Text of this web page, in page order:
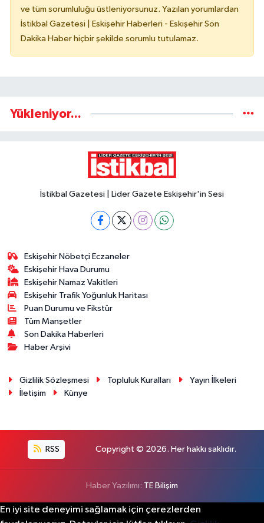
ve tüm sorumluluğu üstleniyorsunuz. Yazılan yorumlardan
İstikbal Gazetesi | Eskişehir Haberleri - Eskişehir Son
Dakika Haber hiçbir şekilde sorumlu tutulamaz.
Yükleniyor...
İstikbal Gazetesi | Lider Gazete Eskişehir'in Sesi
Eskişehir Nöbetçi Eczaneler
Eskişehir Hava Durumu
Eskişehir Namaz Vakitleri
Eskişehir Trafik Yoğunluk Haritası
Puan Durumu ve Fikstür
Tüm Manşetler
Son Dakika Haberleri
Haber Arşivi
Gizlilik Sözleşmesi Topluluk Kuralları
Yayın İlkeleri
İletişim
Künye
RSS Copyright © 2026. Her hakkı saklıdır.
Haber Yazılımı: TE Bilişim
En iyi site deneyimi sağlamak için çerezlerden